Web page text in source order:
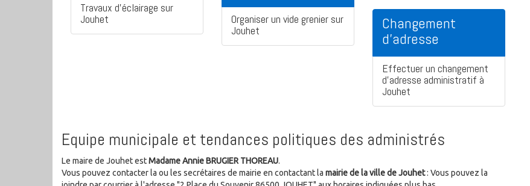
Travaux d'éclairage sur
Jouhet
Organiser un vide grenier sur
Jouhet
Changement
d'adresse
Effectuer un changement
d'adresse administratif à
Jouhet
Equipe municipale et tendances politiques des administrés
Le maire de Jouhet estMadame Annie BRUGIER THOREAU.
Vous pouvez contacter la ou les secrétaires de mairie en contactant la mairie de la ville de Jouhet: Vous pouvez la